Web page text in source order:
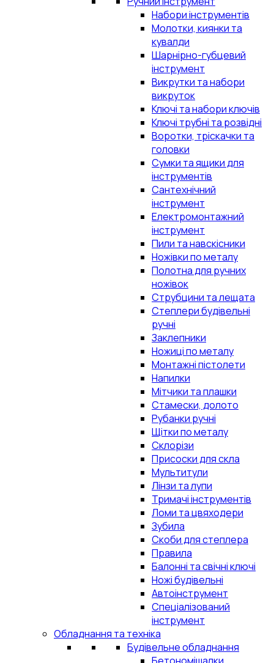
Набори інструментів
Молотки, киянки та
кувалди
Шарнірно-губцевий
інструмент
Викрутки та набори
викруток
Ключі та набори ключів
Ключі трубні та розвідні
Воротки, тріскачки та
головки
Сумки та ящики для
інструментів
Сантехнічний
інструмент
Електромонтажний
інструмент
Пили та навскісники
Ножівки по металу
Полотна для ручних
ножівок
Струбцини та лещата
Степлери будівельні
ручні
Заклепники
Ножиці по металу
Монтажні пістолети
Напилки
Мітчики та плашки
Стамески, долото
Рубанки ручні
Щітки по металу
Склорізи
Присоски для скла
Мультитули
Лінзи та лупи
Тримачі інструментів
Ломи та цвяходери
Зубила
Скоби для степлера
Правила
Балонні та свічні ключі
Ножі будівельні
Автоінструмент
Спеціалізований
інструмент
Обладнання та техніка
Будівельне обладнання